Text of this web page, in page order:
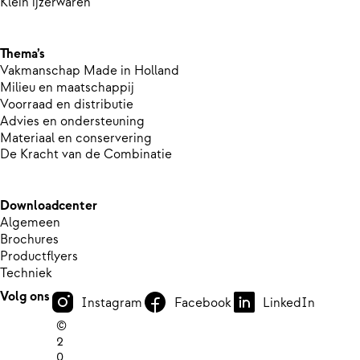
Thema’s
Vakmanschap Made in Holland
Milieu en maatschappij
Voorraad en distributie
Advies en ondersteuning
Materiaal en conservering
De Kracht van de Combinatie
Downloadcenter
Algemeen
Brochures
Productflyers
Techniek
Volg ons
Instagram Facebook
LinkedIn
©
2